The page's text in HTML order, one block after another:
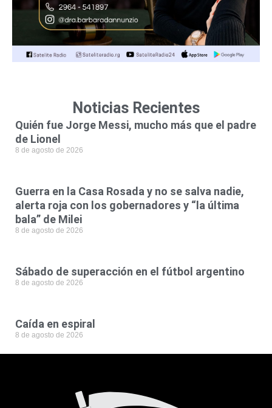
Noticias Recientes
Quién fue Jorge Messi, mucho más que el padre
de Lionel
8 de agosto de 2026
Guerra en la Casa Rosada y no se salva nadie,
alerta roja con los gobernadores y “la última
bala” de Milei
8 de agosto de 2026
Sábado de superacción en el fútbol argentino
8 de agosto de 2026
Caída en espiral
8 de agosto de 2026